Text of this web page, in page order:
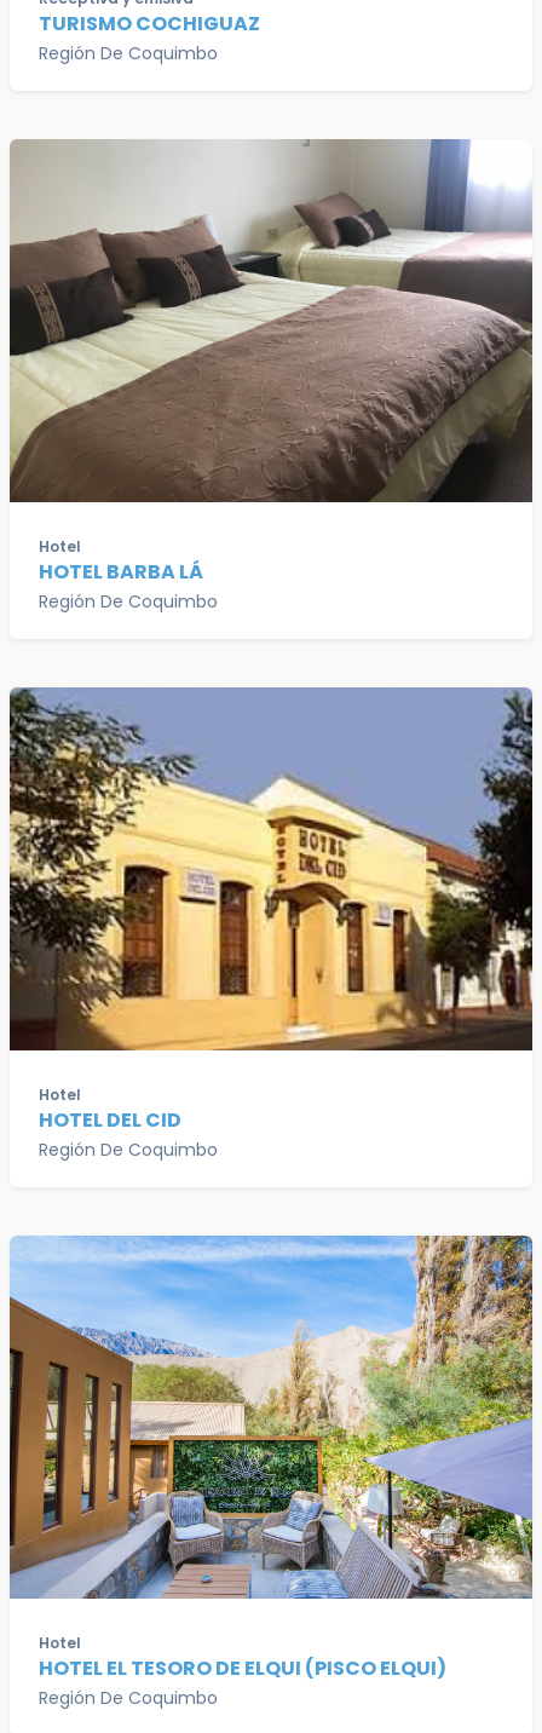
TURISMO COCHIGUAZ
Región De Coquimbo
Hotel
HOTEL BARBA LÁ
Región De Coquimbo
Hotel
HOTEL DEL CID
Región De Coquimbo
Hotel
HOTEL EL TESORO DE ELQUI (PISCO ELQUI)
Región De Coquimbo